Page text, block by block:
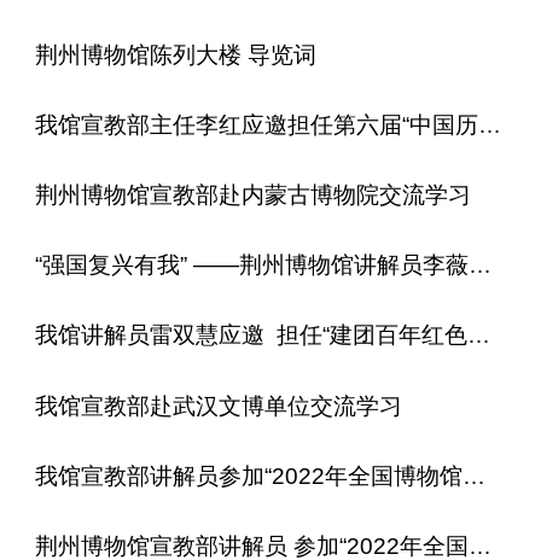
荆州博物馆陈列大楼 导览词
我馆宣教部主任李红应邀担任第六届“中国历史文化名楼杯”讲解员大赛评委
荆州博物馆宣教部赴内蒙古博物院交流学习
“强国复兴有我” ——荆州博物馆讲解员李薇蕾入选“百姓宣讲团“”
我馆讲解员雷双慧应邀 ​ 担任“建团百年红色故事宣讲比赛”评委
我馆宣教部赴武汉文博单位交流学习
我馆宣教部讲解员参加“2022年全国博物馆讲解员高级讲习班”
荆州博物馆宣教部讲解员 参加“2022年全国博物馆讲解员高级讲习班”